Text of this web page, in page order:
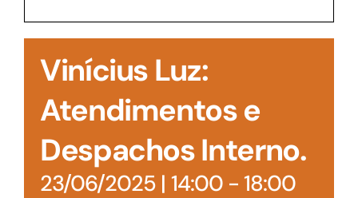
Acesso à Informação
Vinícius Luz:
Atendimentos e
Despachos Interno.
23/06/2025 | 14:00- 18:00